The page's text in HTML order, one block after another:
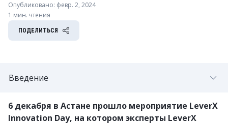
Опубликовано: февр. 2, 2024
1 мин. чтения
ПОДЕЛИТЬСЯ
6 декабря в Астане прошло мероприятие LeverX
Innovation Day, на котором эксперты LeverX
Введение